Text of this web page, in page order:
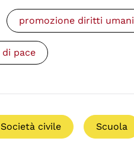
promozione diritti umani
pace
Società civile Scuola